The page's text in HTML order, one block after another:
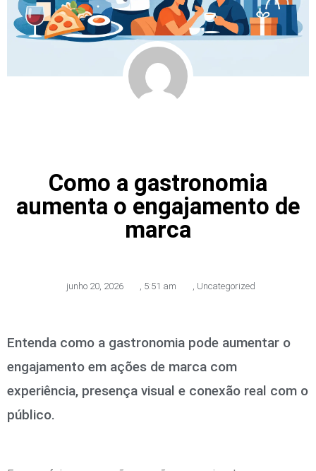
Como a gastronomia
aumenta o engajamento de
marca
junho 20, 2026 , 5:51 am , Uncategorized
Entenda como a gastronomia pode aumentar o
engajamento em ações de marca com
experiência, presença visual e conexão real com o
público.